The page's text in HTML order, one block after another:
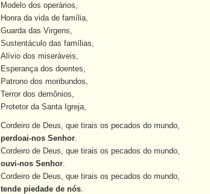
Modelo dos operários,
Honra da vida de família,
Guarda das Virgens,
Sustentáculo das famílias,
Alívio dos miseráveis,
Esperança dos doentes,
Patrono dos moribundos,
Terror dos demônios,
Protetor da Santa Igreja,
Cordeiro de Deus, que tirais os pecados do mundo,
perdoai-nos Senhor.
Cordeiro de Deus, que tirais os pecados do mundo,
ouvi-nos Senhor.
Cordeiro de Deus, que tirais os pecados do mundo,
tende piedade de nós.